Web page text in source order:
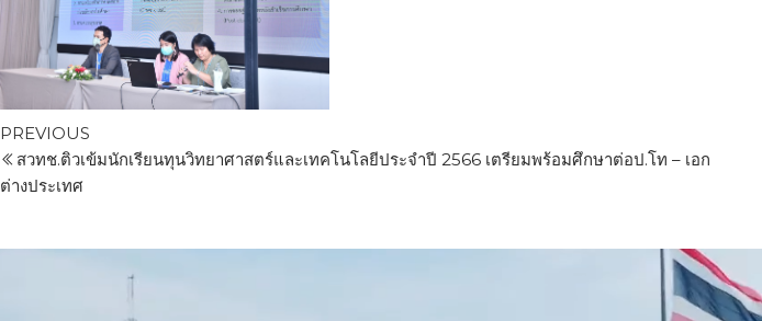
PREVIOUS
สวทช.ติวเข้มนักเรียนทุนวิทยาศาสตร์และเทคโนโลยีประจำปี 2566 เตรียมพร้อมศึกษาต่อป.โท – เอก
ต่างประเทศ